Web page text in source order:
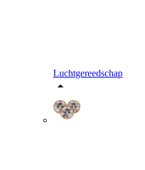
Luchtgereedschap